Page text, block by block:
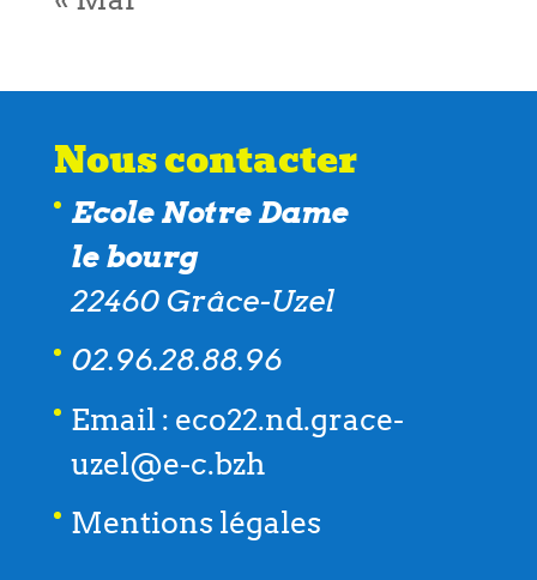
Nous contacter
Ecole Notre Dame
le bourg
22460 Grâce-Uzel
02.96.28.88.96
Email : eco22.nd.grace-
uzel@e-c.bzh
Mentions légales